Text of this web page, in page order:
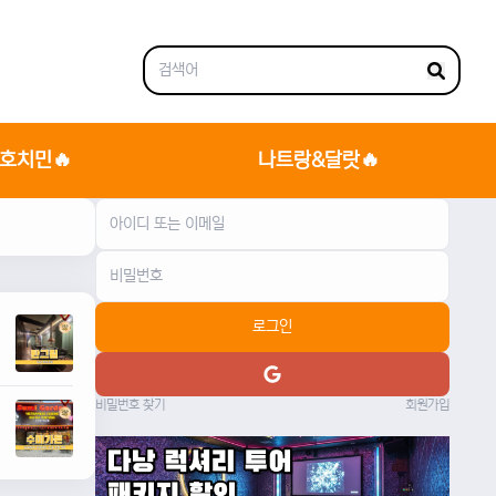
호치민🔥 나트랑&달랏🔥
로그인
비밀번호 찾기 회원가입